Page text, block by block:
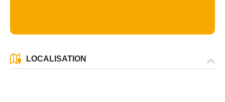
LOCALISATION